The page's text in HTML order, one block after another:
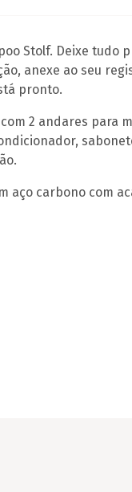
Stolf. Deixe tudo
anexe ao seu
pronto.
2 andares para
aço carbono com